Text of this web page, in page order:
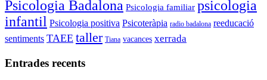
Psicologia Badalona Psicologia familiar psicologia
infantil Psicologia positiva Psicoteràpia radio badalona reeducació
sentiments TAEE taller Tiana vacances xerrada
Entrades recents